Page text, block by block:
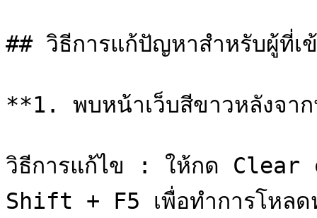
## วิธีการแก้ปัญหาสำหรับผู้ที่เ
**1. พบหน้าเว็บสีขาวหลังจ
วิธีการแก้ไข : ให้กด Clear
Shift + F5 เพื่อทำการโหลด